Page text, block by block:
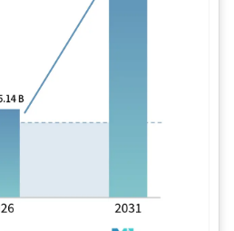
Image © Mordor Intelligence. La